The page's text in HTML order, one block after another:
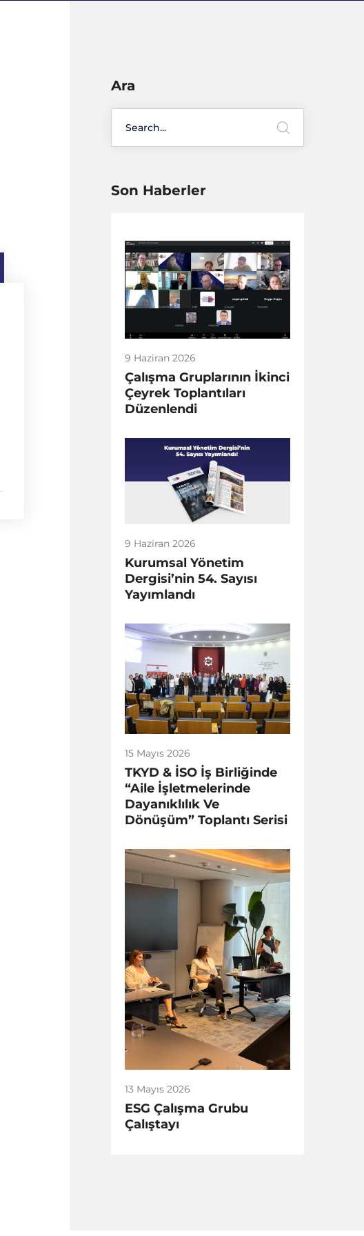
Ara
Son Haberler
9 Haziran 2026
Çalışma Gruplarının İkinci
Çeyrek Toplantıları
Düzenlendi
9 Haziran 2026
Kurumsal Yönetim
Dergisi’nin 54. Sayısı
Yayımlandı
15 Mayıs 2026
TKYD & İSO İş Birliğinde
“Aile İşletmelerinde
Dayanıklılık Ve
Dönüşüm” Toplantı Serisi
13 Mayıs 2026
ESG Çalışma Grubu
Çalıştayı